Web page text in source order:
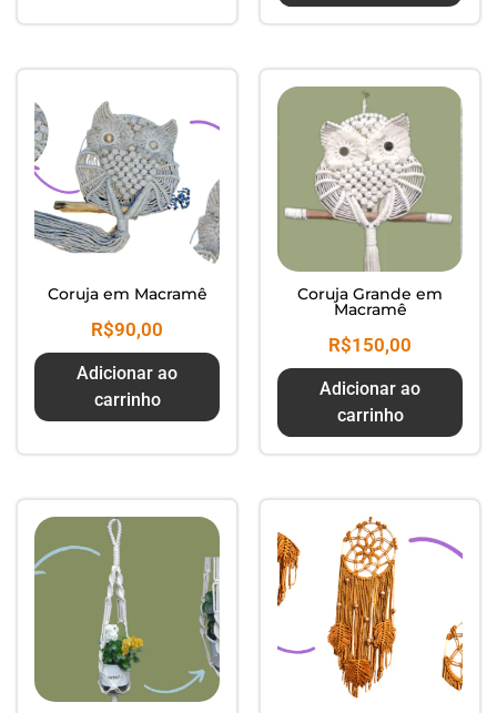
Coruja em Macramê
R$90,00
Adicionar ao
carrinho
Coruja Grande em
Macramê
R$150,00
Adicionar ao
carrinho